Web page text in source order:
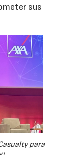
sus
para